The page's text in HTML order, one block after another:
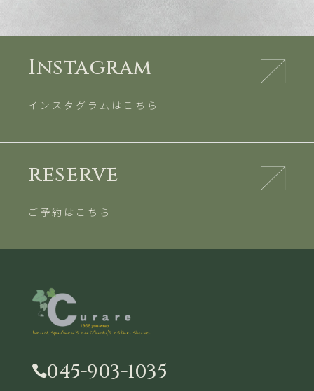
Instagram
インスタグラムはこちら
reserve
ご予約はこちら
045-903-1035